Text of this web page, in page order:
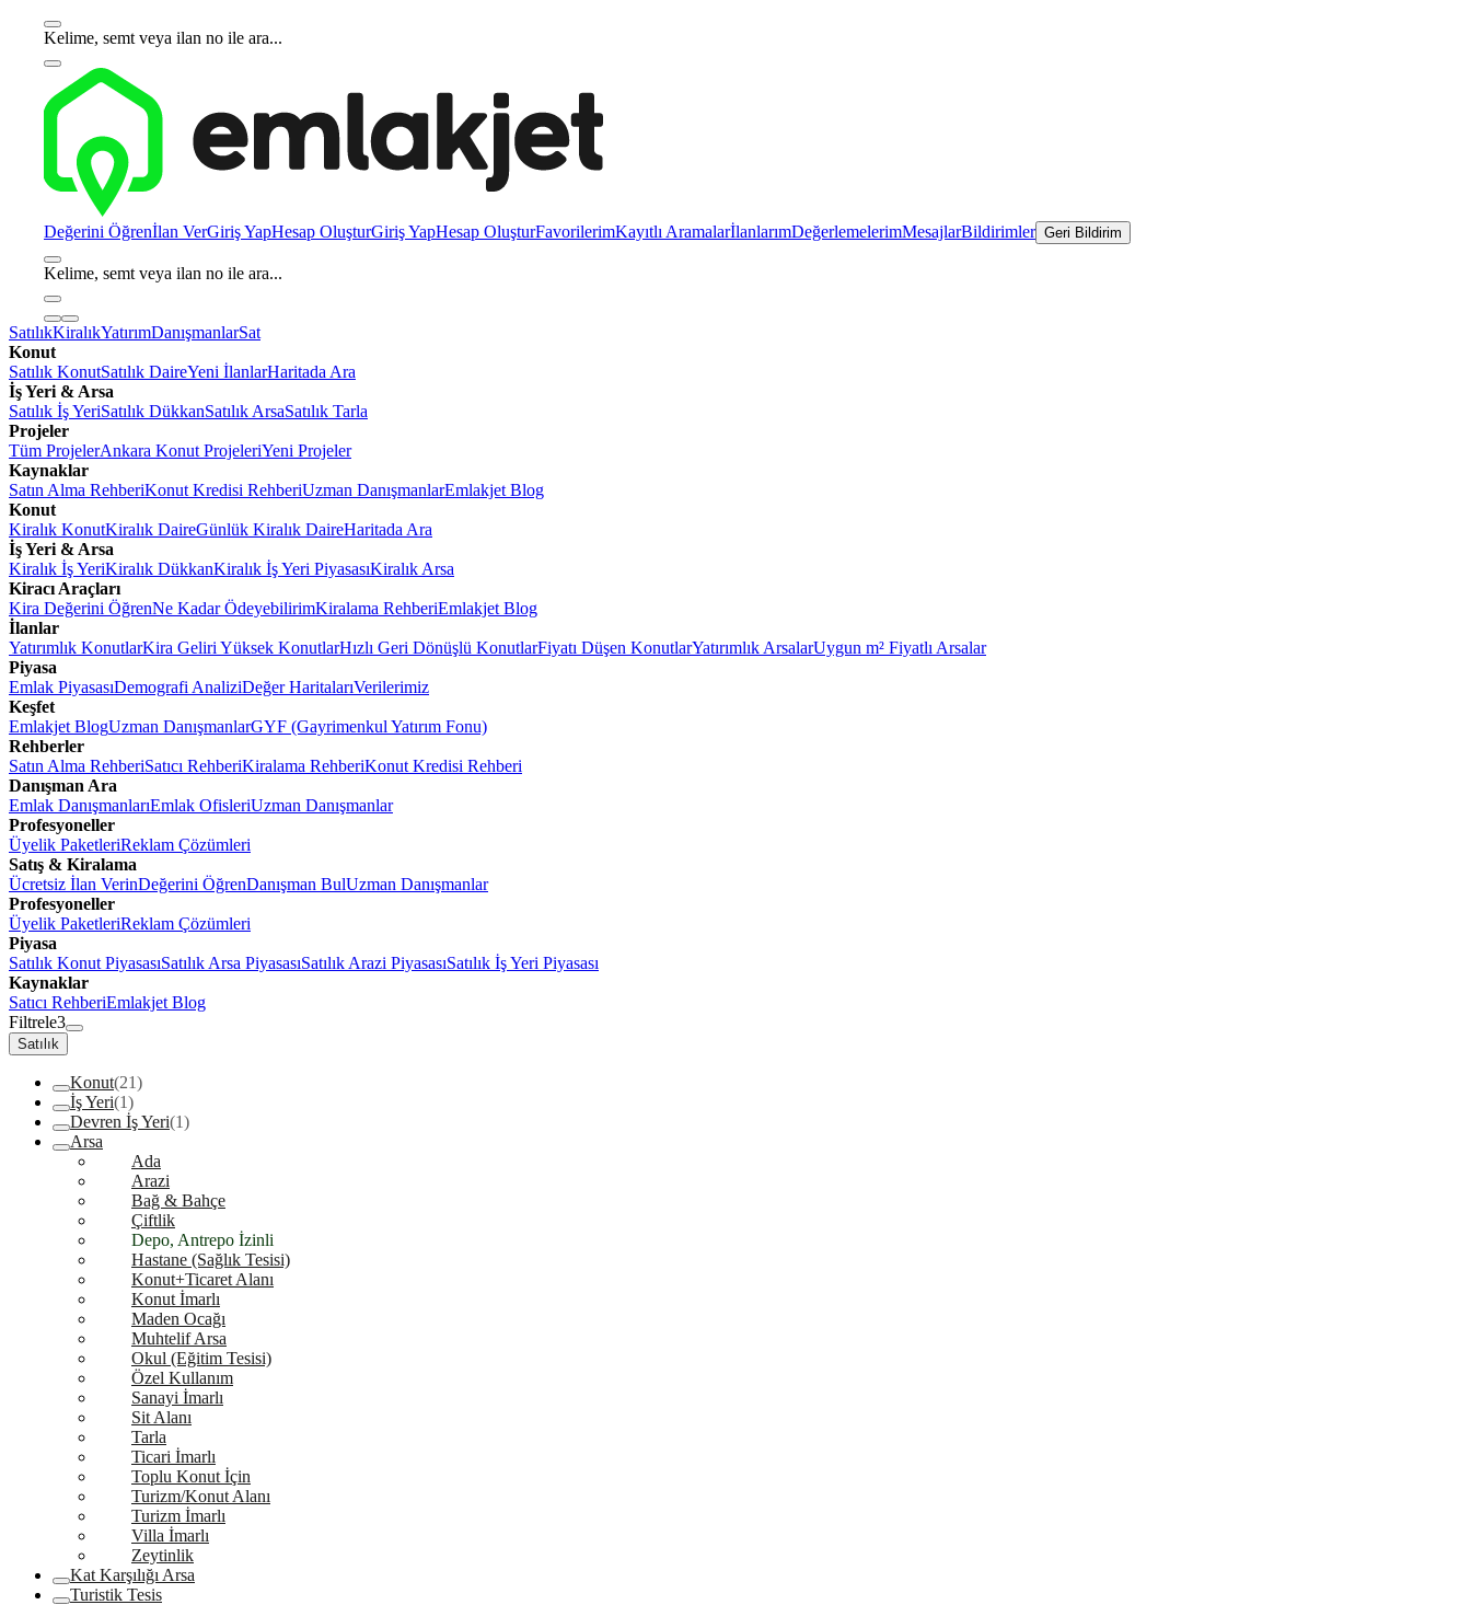
Kelime, semt veya ilan no ile ara...
Değerini Öğrenİlan VerGiriş YapHesap OluşturGiriş YapHesap OluşturFavorilerimKayıtlı AramalarİlanlarımDeğerlemelerimMesajlarBildirimler Geri Bildirim
Kelime, semt veya ilan no ile ara...
SatılıkKiralıkYatırımDanışmanlarSat
Konut
Satılık KonutSatılık DaireYeni İlanlarHaritada Ara
İş Yeri & Arsa
Satılık İş YeriSatılık DükkanSatılık ArsaSatılık Tarla
Projeler
Tüm ProjelerAnkara Konut ProjeleriYeni Projeler
Kaynaklar
Satın Alma RehberiKonut Kredisi RehberiUzman DanışmanlarEmlakjet Blog
Konut
Kiralık KonutKiralık DaireGünlük Kiralık DaireHaritada Ara
İş Yeri & Arsa
Kiralık İş YeriKiralık DükkanKiralık İş Yeri PiyasasıKiralık Arsa
Kiracı Araçları
Kira Değerini ÖğrenNe Kadar ÖdeyebilirimKiralama RehberiEmlakjet Blog
İlanlar
Yatırımlık KonutlarKira Geliri Yüksek KonutlarHızlı Geri Dönüşlü KonutlarFiyatı Düşen KonutlarYatırımlık ArsalarUygun m² Fiyatlı Arsalar
Piyasa
Emlak PiyasasıDemografi AnaliziDeğer HaritalarıVerilerimiz
Keşfet
Emlakjet BlogUzman DanışmanlarGYF (Gayrimenkul Yatırım Fonu)
Rehberler
Satın Alma RehberiSatıcı RehberiKiralama RehberiKonut Kredisi Rehberi
Danışman Ara
Emlak DanışmanlarıEmlak OfisleriUzman Danışmanlar
Profesyoneller
Üyelik PaketleriReklam Çözümleri
Satış & Kiralama
Ücretsiz İlan VerinDeğerini ÖğrenDanışman BulUzman Danışmanlar
Profesyoneller
Üyelik PaketleriReklam Çözümleri
Piyasa
Satılık Konut PiyasasıSatılık Arsa PiyasasıSatılık Arazi PiyasasıSatılık İş Yeri Piyasası
Kaynaklar
Satıcı RehberiEmlakjet Blog
Filtrele3
Satılık
Konut(21)
İş Yeri(1)
Devren İş Yeri(1)
Arsa
Ada
Arazi
Bağ & Bahçe
Çiftlik
Depo, Antrepo İzinli
Hastane (Sağlık Tesisi)
Konut+Ticaret Alanı
Konut İmarlı
Maden Ocağı
Muhtelif Arsa
Okul (Eğitim Tesisi)
Özel Kullanım
Sanayi İmarlı
Sit Alanı
Tarla
Ticari İmarlı
Toplu Konut İçin
Turizm/Konut Alanı
Turizm İmarlı
Villa İmarlı
Zeytinlik
Kat Karşılığı Arsa
Turistik Tesis